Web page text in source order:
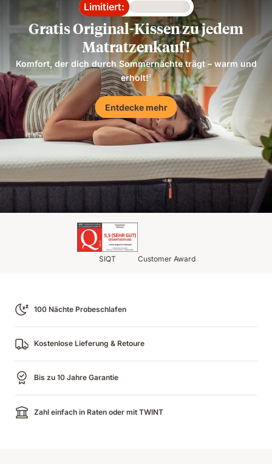
Limitiert:
Loading
Gratis Original-Kissen zu jedem
Matratzenkauf!
Komfort, der dich durch Sommernächte trägt – warm und
erholt!2
Entdecke mehr
SIQT Customer Award
100 Nächte Probeschlafen
Kostenlose Lieferung & Retoure
Bis zu 10 Jahre Garantie
Zahl einfach in Raten oder mit TWINT